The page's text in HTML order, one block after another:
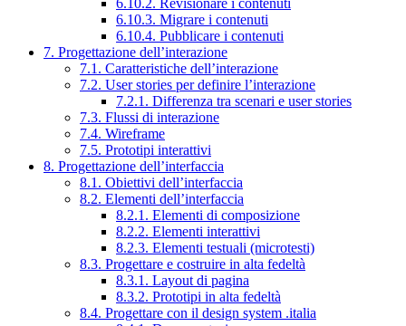
6.10.2. Revisionare i contenuti
6.10.3. Migrare i contenuti
6.10.4. Pubblicare i contenuti
7. Progettazione dell’interazione
7.1. Caratteristiche dell’interazione
7.2. User stories per definire l’interazione
7.2.1. Differenza tra scenari e user stories
7.3. Flussi di interazione
7.4. Wireframe
7.5. Prototipi interattivi
8. Progettazione dell’interfaccia
8.1. Obiettivi dell’interfaccia
8.2. Elementi dell’interfaccia
8.2.1. Elementi di composizione
8.2.2. Elementi interattivi
8.2.3. Elementi testuali (microtesti)
8.3. Progettare e costruire in alta fedeltà
8.3.1. Layout di pagina
8.3.2. Prototipi in alta fedeltà
8.4. Progettare con il design system .italia